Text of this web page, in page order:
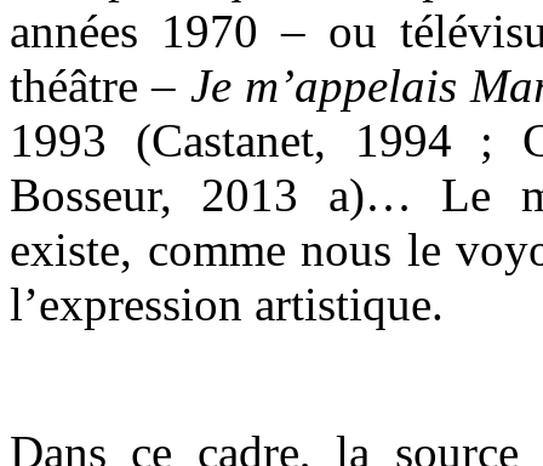
années 1970 – ou
théâtre – Je m’appelais
1993 (Castanet, 1994 ;
Bosseur, 2013 a)… Le
existe, comme nous le
l’expression artistique.
Dans ce cadre, la